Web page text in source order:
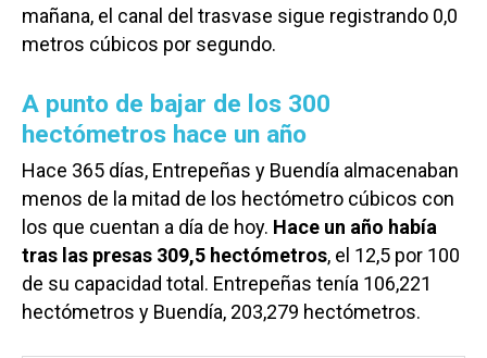
mañana, el canal del trasvase sigue registrando 0,0
metros cúbicos por segundo.
A punto de bajar de los 300
hectómetros hace un año
Hace 365 días, Entrepeñas y Buendía almacenaban
menos de la mitad de los hectómetro cúbicos con
los que cuentan a día de hoy. Hace un año había
tras las presas 309,5 hectómetros, el 12,5 por 100
de su capacidad total. Entrepeñas tenía 106,221
hectómetros y Buendía, 203,279 hectómetros.